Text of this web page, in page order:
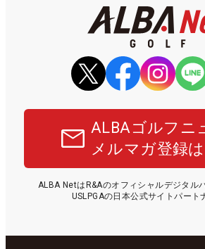
ALBAゴルフニ
メルマガ登録
ALBA NetはR&Aのオフィシャルデジタル
USLPGAの日本公式サイトパート